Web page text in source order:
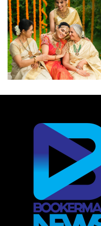
ജീവിതവും ഒരു
റോബര്‍ട്ട്
ഫോറസ്റ്റ് ഗമ്പ് കണ്ടവര്‍
പാലക്കാട്
യുവാവിന്റെ
വിസ്മയങ്ങള്‍
പറയുന്നതു പോലെ
ആത്മവിശ്വാസത്തോടെ
പടവെട്ടി
വ്യക്തിയാണ് പ്രമുഖ
ബ്രൈറ്റ് മേക്കേഴ്സിന്റെ
ട്വന്റി 20 ക്രിക്കറ്റ്
നിറഞ്ഞതാണ്
കഴിവും
എന്തും